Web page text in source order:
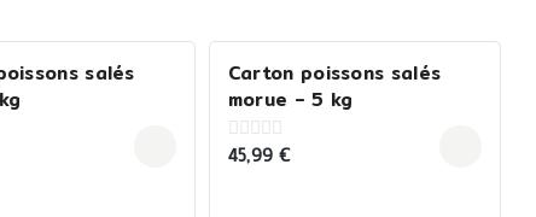
salés
Carton poissons salés
morue – 5 kg
0
45,99 €